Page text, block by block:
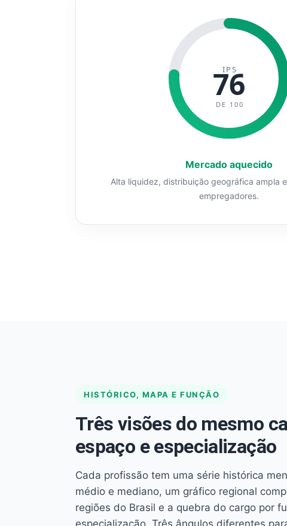
IPS
76
DE 100
Mercado aquecido
Alta liquidez, distribuição geográfica ampla
empregadores.
HISTÓRICO, MAPA E FUNÇÃO
Três visões do mesmo
espaço e especialização
Cada profissão tem uma série histórica
médio e mediano, um gráfico regional
regiões do Brasil e a quebra do cargo por
especialização. Três ângulos diferentes